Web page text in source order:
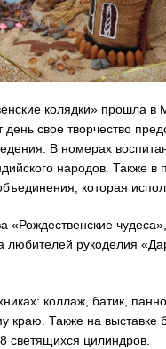
колядки» прошла
свое творчество
В номерах
народов. Также
которая
«Рождественские
любителей рукоделия
коллаж, батик,
краю. Также на выставке
светящихся цилиндров.